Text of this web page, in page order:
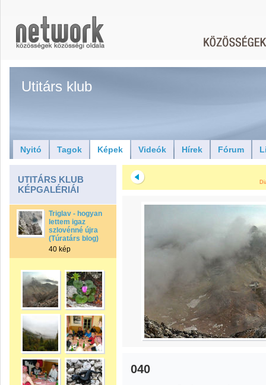
Utitárs klub
Nyitó Tagok Képek Videók Hírek Fórum
UTITÁRS KLUB
KÉPGALÉRIÁI
Triglav - hogyan
lettem igaz
szlovénné újra
(Túratárs blog)
40 kép
040